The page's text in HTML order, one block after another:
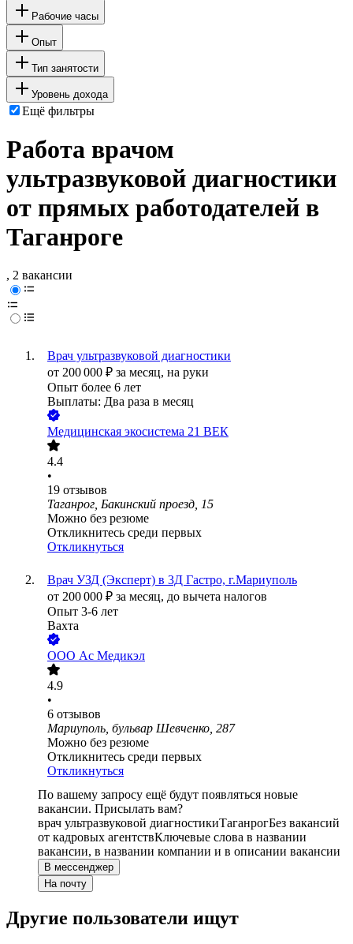
Рабочие часы
Опыт
Тип занятости
Уровень дохода
Ещё фильтры
Работа врачом
ультразвуковой диагностики
от прямых работодателей в
Таганроге
, 2 вакансии
Врач ультразвуковой диагностики
от 200 000 ₽ за месяц, на руки
Опыт более 6 лет
Выплаты: Два раза в месяц
Медицинская экосистема 21 ВЕК
4.4
•
19 отзывов
Таганрог, Бакинский проезд, 15
Можно без резюме
Откликнитесь среди первых
Откликнуться
Врач УЗД (Эксперт) в 3Д Гастро, г.Мариуполь
от 200 000 ₽ за месяц, до вычета налогов
Опыт 3-6 лет
Вахта
ООО Ас Медикэл
4.9
•
6 отзывов
Мариуполь, бульвар Шевченко, 287
Можно без резюме
Откликнитесь среди первых
Откликнуться
По вашему запросу ещё будут появляться новые
вакансии. Присылать вам?
врач ультразвуковой диагностикиТаганрогБез вакансий
от кадровых агентствКлючевые слова в названии
вакансии, в названии компании и в описании вакансии
В мессенджер
На почту
Другие пользователи ищут